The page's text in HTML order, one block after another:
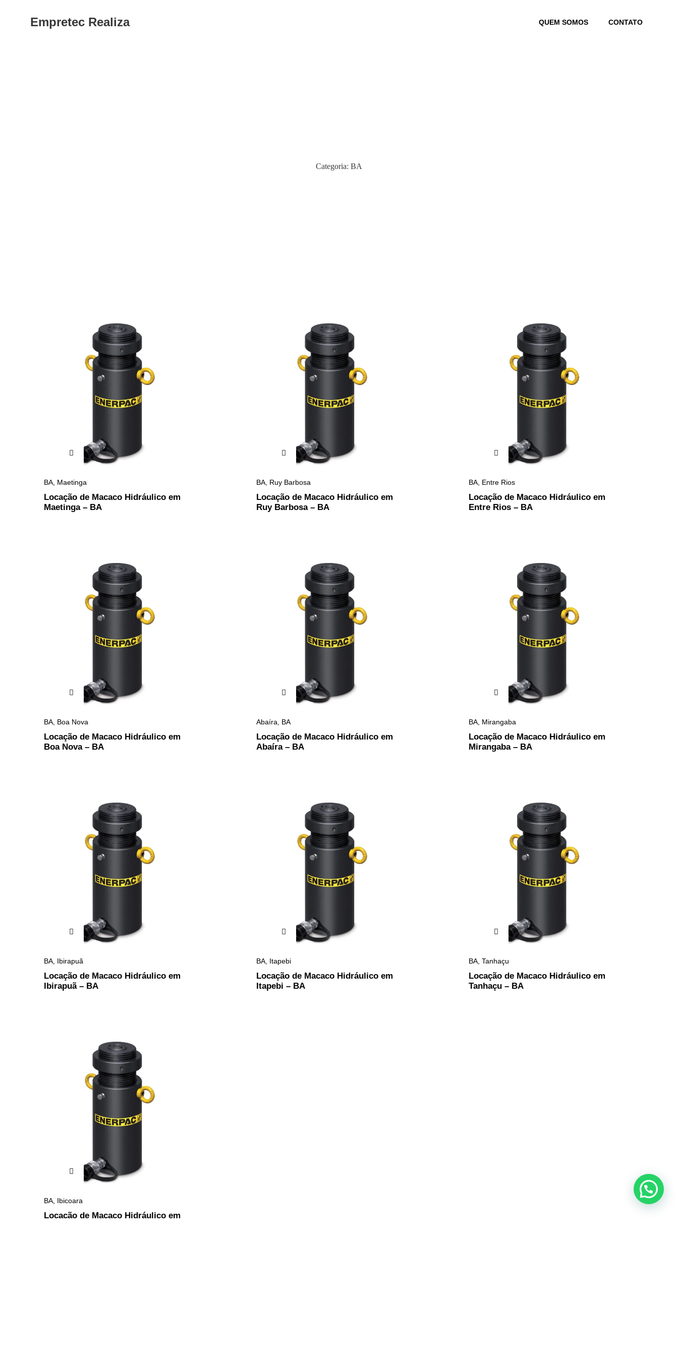
Empretec Realiza QUEM SOMOS CONTATO
Categoria: BA
BA Maetinga
Locação de Macaco Hidráulico em
Maetinga – BA
BA, Ruy Barbosa
Locação de Macaco Hidráulico em
Ruy Barbosa – BA
BA, Entre Rios
Locação de Macaco Hidráulico em
Entre Rios – BA
BA Boa Nova
Locação de Macaco Hidráulico em
Boa Nova – BA
Abaíra BA
Locação de Macaco Hidráulico em
Abaíra – BA
BA, Mirangaba
Locação de Macaco Hidráulico em
Mirangaba – BA
BA, Ibirapuã
Locação de Macaco Hidráulico em
Ibirapuã – BA
BA, Itapebi
Locação de Macaco Hidráulico em
Itapebi – BA
BA, Tanhaçu
Locação de Macaco Hidráulico em
Tanhaçu – BA
BA, Ibicoara
Locação de Macaco Hidráulico em